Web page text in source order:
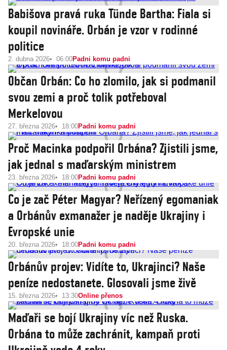
Babišova pravá ruka Tünde Bartha: Fiala si
koupil novináře. Orbán je vzor v rodinné
politice
2. dubna 2026 06:00Padni komu padni
Občan Orbán: Co ho zlomilo, jak si podmanil
svou zemi a proč tolik potřeboval
Merkelovou
27. března 2026 18:00Padni komu padni
Proč Macinka podpořil Orbána? Zjistili jsme,
jak jednal s maďarským ministrem
23. března 2026 18:00Padni komu padni
Co je zač Péter Magyar? Neřízený egomaniak
a Orbánův exmanažer je naděje Ukrajiny i
Evropské unie
20. března 2026 18:00Padni komu padni
Orbánův projev: Vidíte to, Ukrajinci? Naše
peníze nedostanete. Glosovali jsme živě
15. března 2026 13:30Online přenos
Maďaři se bojí Ukrajiny víc než Ruska.
Orbána to může zachránit, kampaň proti